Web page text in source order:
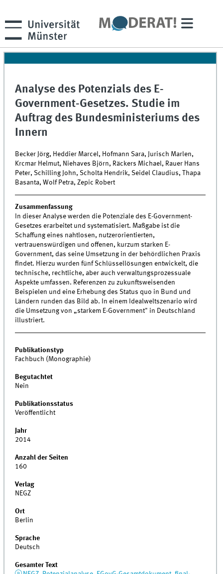
Analyse des Potenzials des E-
Government-Gesetzes. Studie im
Auftrag des Bundesministeriums des
Innern
Becker Jörg, Heddier Marcel, Hofmann Sara, Jurisch Marlen,
Krcmar Helmut, Niehaves Björn, Räckers Michael, Rauer Hans
Peter, Schilling John, Scholta Hendrik, Seidel Claudius, Thapa
Basanta, Wolf Petra, Zepic Robert
Zusammenfassung
In dieser Analyse werden die Potenziale des E-Government-
Gesetzes erarbeitet und systematisiert. Maßgabe ist die
Schaffung eines nahtlosen, nutzerorientierten,
vertrauenswürdigen und offenen, kurzum starken E-
Government, das seine Umsetzung in der behördlichen Praxis
findet. Hierzu wurden fünf Schlüssellösungen entwickelt, die
technische, rechtliche, aber auch verwaltungsprozessuale
Aspekte umfassen. Referenzen zu zukunftsweisenden
Beispielen und eine Erhebung des Status quo in Bund und
Ländern runden das Bild ab. In einem Idealweltszenario wird
die Umsetzung von „starkem E-Government" in Deutschland
illustriert.
Publikationstyp
Fachbuch (Monographie)
Begutachtet
Nein
Publikationsstatus
Veröffentlicht
Jahr
2014
Anzahl der Seiten
160
Verlag
NEGZ
Ort
Berlin
Sprache
Deutsch
Gesamter Text